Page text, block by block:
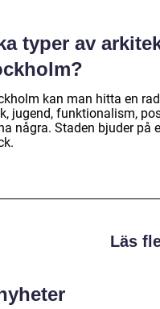
typer av
kan man hitta en
jugend, funktionalism,
några. Staden bjuder på
Läs